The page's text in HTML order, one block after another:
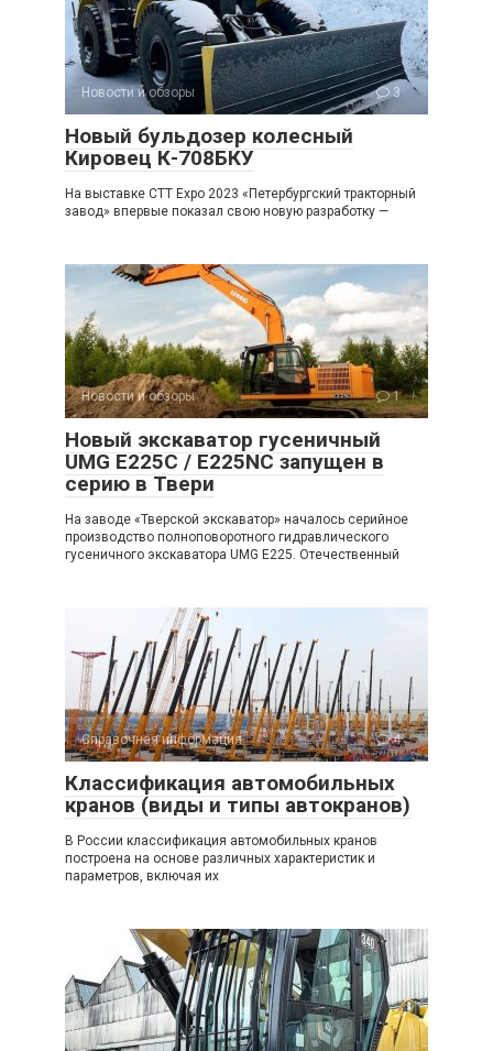
Новости и обзоры 3
Новый бульдозер колесный
Кировец К-708БКУ
На выставке CTT Expo 2023 «Петербургский тракторный
завод» впервые показал свою новую разработку —
Новости и обзоры 1
Новый экскаватор гусеничный
UMG E225C / E225NC запущен в
серию в Твери
На заводе «Тверской экскаватор» началось серийное
производство полноповоротного гидравлического
гусеничного экскаватора UMG E225. Отечественный
Справочная информация 4
Классификация автомобильных
кранов (виды и типы автокранов)
В России классификация автомобильных кранов
построена на основе различных характеристик и
параметров, включая их